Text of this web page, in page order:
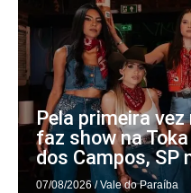
Pela primeira
faz show na
dos Campos, SP
07/08/2026 / Vale do Paraíba